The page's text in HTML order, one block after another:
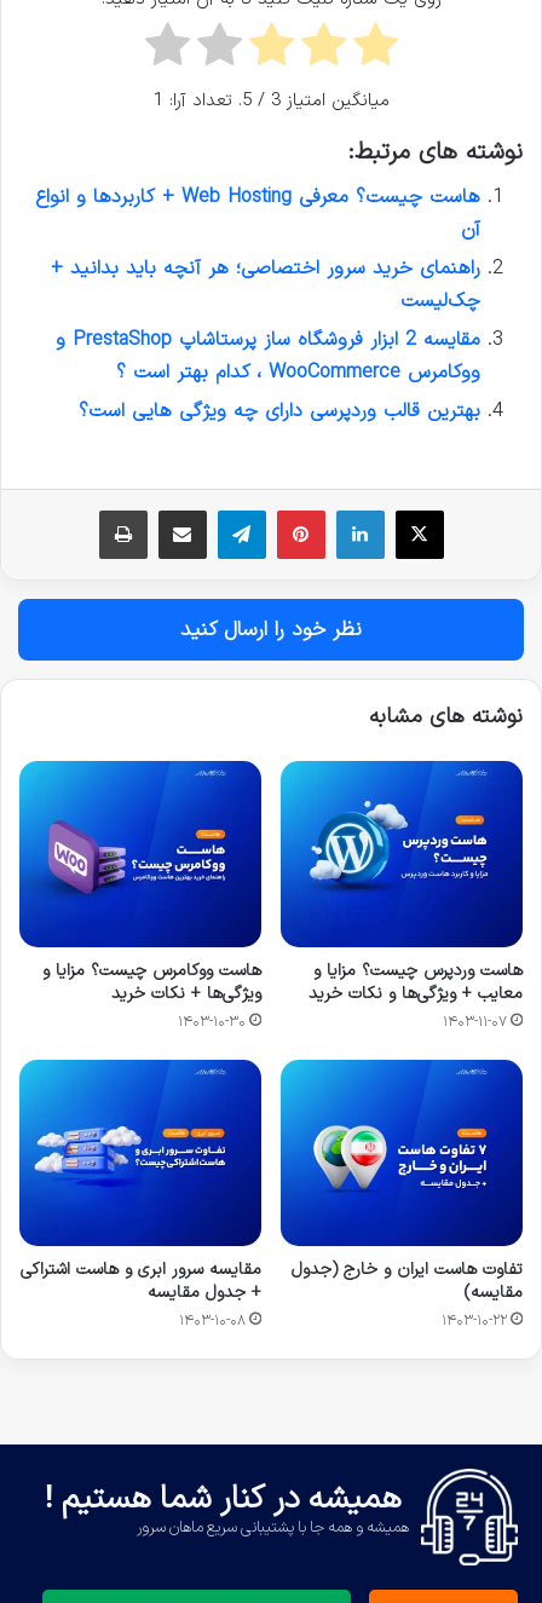
میانگین امتیاز3 / 5. تعداد آرا: 1
نوشته های مرتبط:
هاست چیست؟ معرفی Web Hosting + کاربردها و انواع
آن
راهنمای خرید سرور اختصاصی؛ هر آنچه باید بدانید +
چک‌لیست
مقایسه 2 ابزار فروشگاه ساز پرستاشاپ PrestaShop و
ووکامرس WooCommerce ، کدام بهتر است ؟
بهترین قالب وردپرسی دارای چه ویژگی هایی است؟
نظر خود را ارسال کنید
نوشته های مشابه
هاست وردپرس چیست؟ مزایا و
معایب + ویژگی‌ها و نکات خرید
۱۴۰۳-۱۱-۰۷
هاست ووکامرس چیست؟ مزایا و
ویژگی‌ها + نکات خرید
۱۴۰۳-۱۰-۳۰
تفاوت هاست ایران و خارج (جدول
مقایسه)
۱۴۰۳-۱۰-۲۲
مقایسه سرور ابری و هاست اشتراکی
+ جدول مقایسه
۱۴۰۳-۱۰-۰۸
همیشه در کنار شما هستیم !
همیشه و همه جا با پشتیبانی سریع ماهان سرور